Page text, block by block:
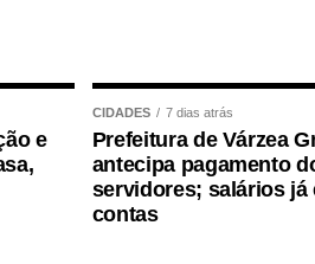
com responsabilidade,
e
CIDADES 7 dias atrás
Prefeitura de Várzea
antecipa pagamento
servidores; salários já
contas